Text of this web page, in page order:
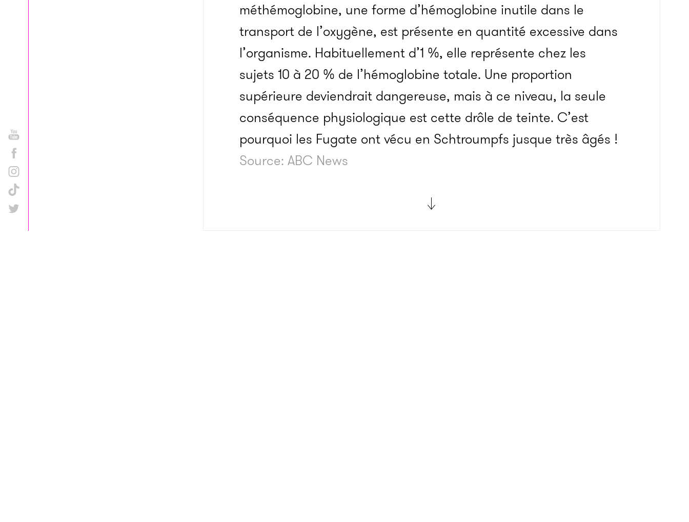
méthémoglobine, une forme d’hémoglobine inutile dans le
transport de l’oxygène, est présente en quantité excessive dans
l’organisme. Habituellement d’1 %, elle représente chez les
sujets 10 à 20 % de l’hémoglobine totale. Une proportion
supérieure deviendrait dangereuse, mais à ce niveau, la seule
conséquence physiologique est cette drôle de teinte. C’est
pourquoi les Fugate ont vécu en Schtroumpfs jusque très âgés !
Source: ABC News